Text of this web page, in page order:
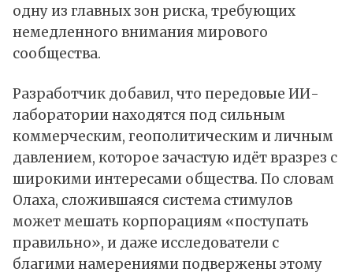
одну из главных зон риска, требующих
немедленного внимания мирового
сообщества.
Разработчик добавил, что передовые ИИ-
лаборатории находятся под сильным
коммерческим, геополитическим и личным
давлением, которое зачастую идёт вразрез с
широкими интересами общества. По словам
Олаха, сложившаяся система стимулов
может мешать корпорациям «поступать
правильно», и даже исследователи с
благими намерениями подвержены этому